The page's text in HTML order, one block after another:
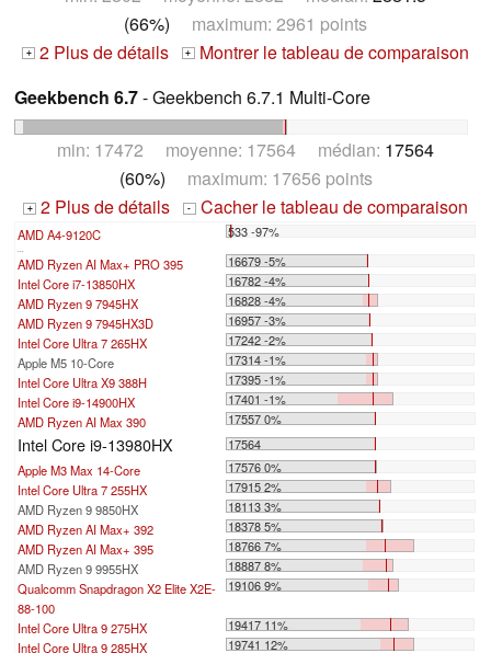
(66%) maximum: 2961 points
+ 2 Plus de détails + Montrer le tableau de comparaison
Geekbench 6.7- Geekbench 6.7.1 Multi-Core
min: 17472 moyenne: 17564 médian: 17564
(60%) maximum: 17656 points
+ 2 Plus de détails - Cacher le tableau de comparaison
AMD A4-9120C 533 -97%
...
AMD Ryzen AI Max+ PRO 395
16679 -5%
Intel Core i7-13850HX
16782 -4%
AMD Ryzen 9 7945HX
16828 -4%
AMD Ryzen 9 7945HX3D
16957 -3%
Intel Core Ultra 7 265HX
17242 -2%
Apple M5 10-Core
17314 -1%
Intel Core Ultra X9 388H
17395 -1%
Intel Core i9-14900HX
17401 -1%
AMD Ryzen AI Max 390
17557 0%
Intel Core i9-13980HX
17564
Apple M3 Max 14-Core
17576 0%
Intel Core Ultra 7 255HX
17915 2%
AMD Ryzen 9 9850HX
18113 3%
AMD Ryzen AI Max+ 392
18378 5%
AMD Ryzen AI Max+ 395
18766 7%
AMD Ryzen 9 9955HX
18887 8%
Qualcomm Snapdragon X2 Elite X2E-
88-100
19106 9%
Intel Core Ultra 9 275HX
19417 11%
Intel Core Ultra 9 285HX
19741 12%